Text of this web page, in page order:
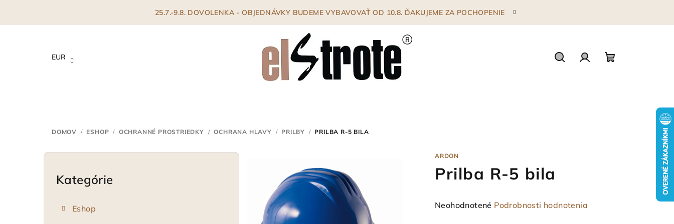
25.7.-9.8. DOVOLENKA - OBJEDNÁVKY BUDEME VYBAVOVAŤ OD 10.8. ĎAKUJEME ZA POCHOPENIE
EUR
DOMOV / ESHOP / OCHRANNÉ PROSTRIEDKY / OCHRANA HLAVY / PRILBY / PRILBA R-5 BILA
B
Preskočiť
kategórie
Kategórie
Eshop
ARDON
Prilba R-5 bila
Priemerné
Neohodnotené Podrobnosti hodnotenia